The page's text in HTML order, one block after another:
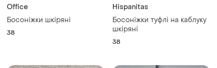
Office
Босоніжки шкіряні
38
Hispanitas
Босоніжки туфлі на каблуку
шкіряні
38